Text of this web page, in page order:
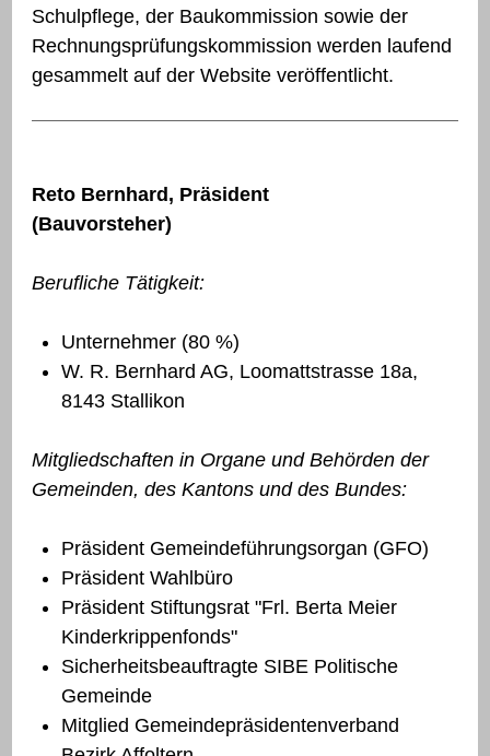
Schulpflege, der Baukommission sowie der
Rechnungsprüfungskommission werden laufend
gesammelt auf der Website veröffentlicht.
Reto Bernhard, Präsident
(Bauvorsteher)
Berufliche Tätigkeit:
Unternehmer (80 %)
W. R. Bernhard AG, Loomattstrasse 18a,
8143 Stallikon
Mitgliedschaften in Organe und Behörden der
Gemeinden, des Kantons und des Bundes:
Präsident Gemeindeführungsorgan (GFO)
Präsident Wahlbüro
Präsident Stiftungsrat "Frl. Berta Meier
Kinderkrippenfonds"
Sicherheitsbeauftragte SIBE Politische
Gemeinde
Mitglied Gemeindepräsidentenverband